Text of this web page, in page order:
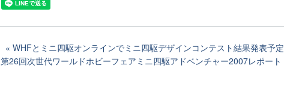
WHFとミニ四駆オンラインでミニ四駆デザインコンテスト結果発表予定
第26回次世代ワールドホビーフェアミニ四駆アドベンチャー2007レポート